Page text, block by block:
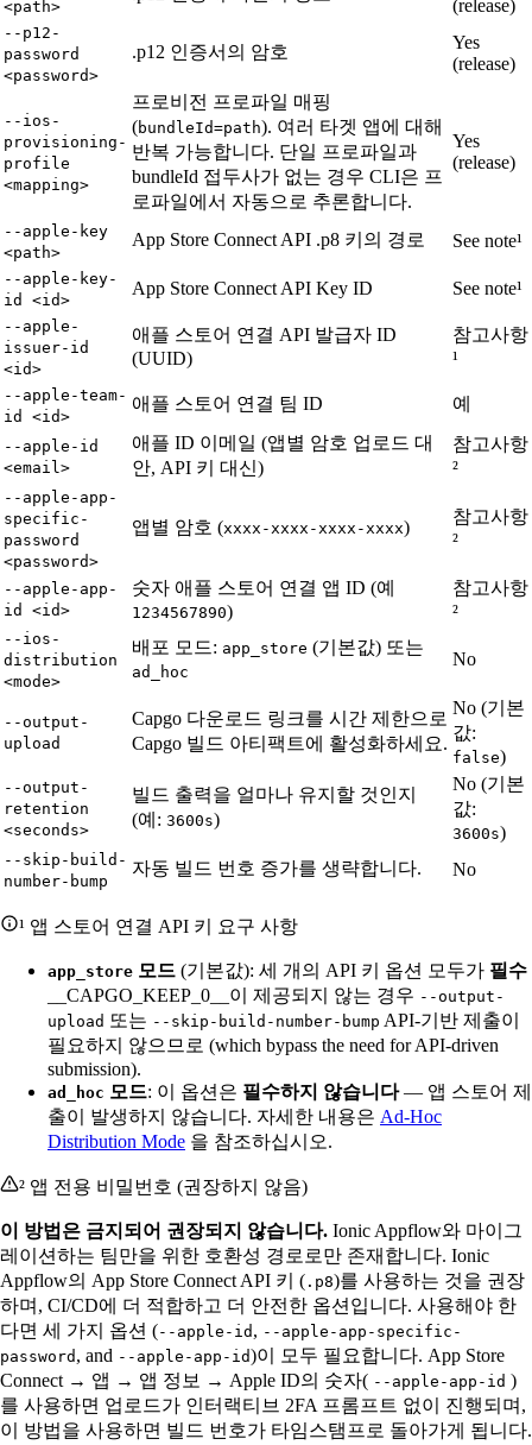
<path>
(release)
--p12-
password
<password>
.p12 인증서의 암호
Yes
(release)
--ios-
provisioning-
profile
<mapping>
프로비전 프로파일 매핑
(bundleId=path). 여러 타겟 앱에 대해
반복 가능합니다. 단일 프로파일과
bundleId 접두사가 없는 경우 CLI은 프
로파일에서 자동으로 추론합니다.
Yes
(release)
--apple-key
<path>
App Store Connect API .p8 키의 경로 See note¹
--apple-key-
id <id>
App Store Connect API Key ID See note¹
--apple-
issuer-id
<id>
애플 스토어 연결 API 발급자 ID
(UUID)
참고사항
¹
--apple-team-
id <id>
애플 스토어 연결 팀 ID 예
--apple-id
<email>
애플 ID 이메일 (앱별 암호 업로드 대
안, API 키 대신)
참고사항
²
--apple-app-
specific-
password
<password>
앱별 암호 (xxxx-xxxx-xxxx-xxxx)
참고사항
²
--apple-app-
id <id>
숫자 애플 스토어 연결 앱 ID (예
1234567890)
참고사항
²
--ios-
distribution
<mode>
배포 모드: app_store (기본값) 또는
ad_hoc
No
--output-
upload
Capgo 다운로드 링크를 시간 제한으로
Capgo 빌드 아티팩트에 활성화하세요.
No (기본
값:
false)
--output-
retention
<seconds>
빌드 출력을 얼마나 유지할 것인지
(예: 3600s)
No (기본
값:
3600s)
--skip-build-
number-bump
자동 빌드 번호 증가를 생략합니다. No
¹ 앱 스토어 연결 API 키 요구 사항
app_store 모드 (기본값): 세 개의 API 키 옵션 모두가 필수
__CAPGO_KEEP_0__이 제공되지 않는 경우 --output-
upload 또는 --skip-build-number-bump API-기반 제출이
필요하지 않으므로 (which bypass the need for API-driven
submission).
ad_hoc 모드: 이 옵션은 필수하지 않습니다— 앱 스토어 제
출이 발생하지 않습니다. 자세한 내용은 Ad-Hoc
Distribution Mode 을 참조하십시오.
² 앱 전용 비밀번호 (권장하지 않음)
이 방법은 금지되어 권장되지 않습니다. Ionic Appflow와 마이그
레이션하는 팀만을 위한 호환성 경로로만 존재합니다. Ionic
Appflow의 App Store Connect API 키 ( .p8)를 사용하는 것을 권장
하며, CI/CD에 더 적합하고 더 안전한 옵션입니다. 사용해야 한
다면 세 가지 옵션 (--apple-id , --apple-app-specific-
password , and --apple-app-id)이 모두 필요합니다. App Store
Connect → 앱 → 앱 정보 → Apple ID의 숫자( --apple-app-id )
를 사용하면 업로드가 인터랙티브 2FA 프롬프트 없이 진행되며,
이 방법을 사용하면 빌드 번호가 타임스탬프로 돌아가게 됩니다.